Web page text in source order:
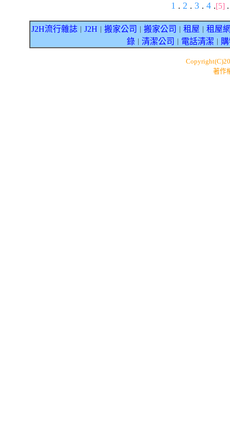
1 . 2 . 3 . 4 .[5]
J2H流行雜誌 J2H 搬家公司 搬家公司 租屋
租屋
錄｜ 清潔公司 電話清潔
著作